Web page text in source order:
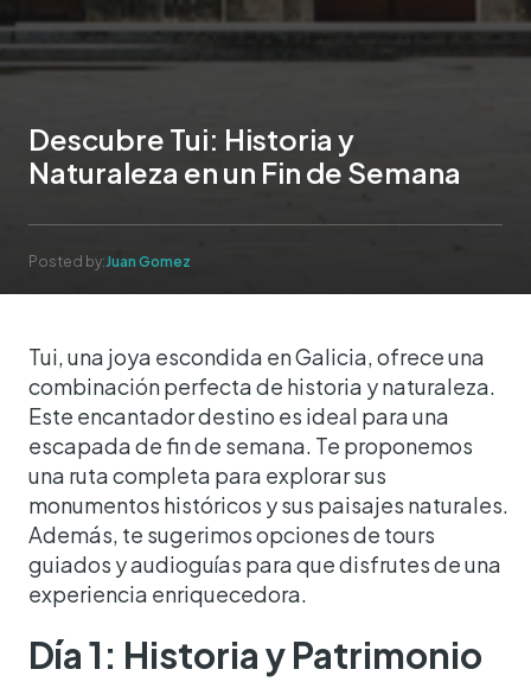
Descubre Tui: Historia y
Naturaleza en un Fin de Semana
Posted by:Juan Gomez
Tui, una joya escondida en Galicia, ofrece una
combinación perfecta de historia y naturaleza.
Este encantador destino es ideal para una
escapada de fin de semana. Te proponemos
una ruta completa para explorar sus
monumentos históricos y sus paisajes naturales.
Además, te sugerimos opciones de tours
guiados y audioguías para que disfrutes de una
experiencia enriquecedora.
Día 1: Historia y Patrimonio